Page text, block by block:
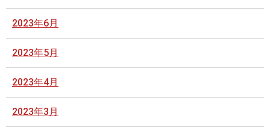
2023年6月
2023年5月
2023年4月
2023年3月